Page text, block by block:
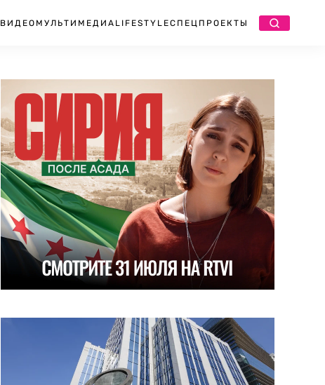
ВИДЕО МУЛЬТИМЕДИА LIFESTYLEСПЕЦПРОЕКТЫ